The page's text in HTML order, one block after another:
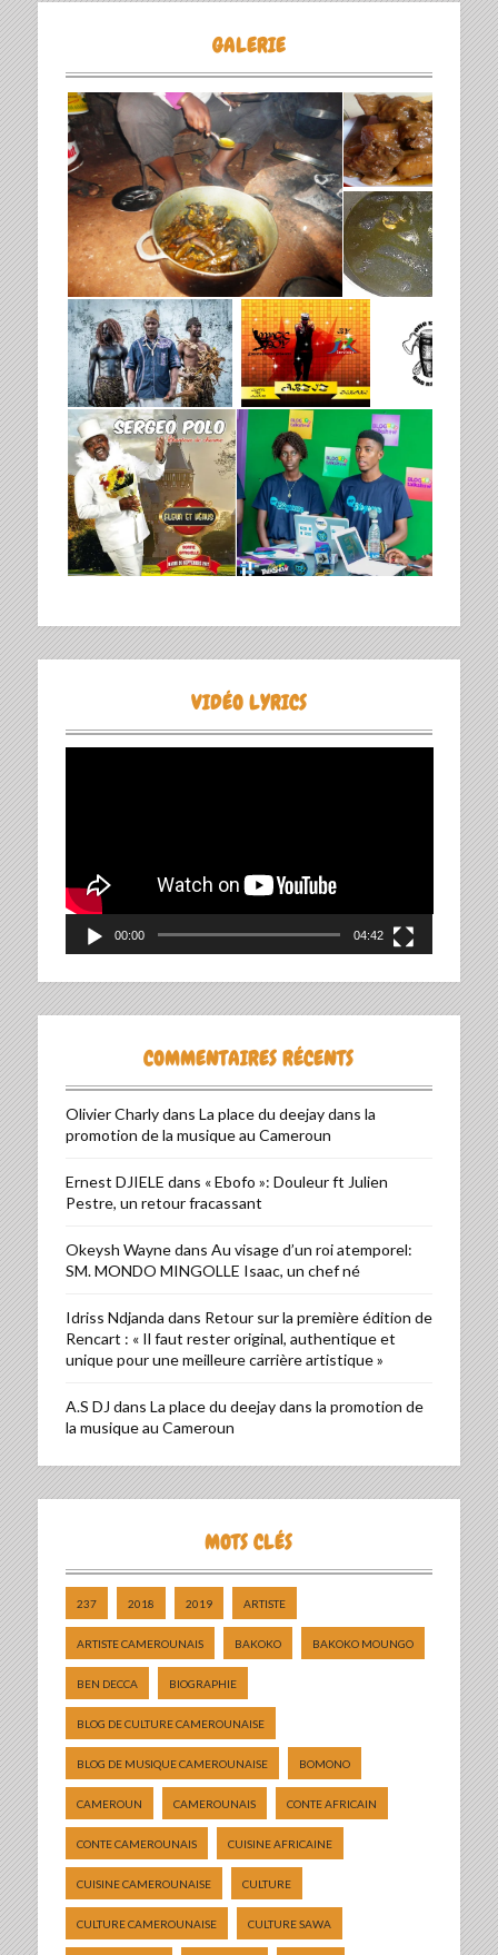
GALERIE
VIDÉO LYRICS
00:00 04:42
COMMENTAIRES RÉCENTS
Olivier Charlydans La place du deejay dans la
promotion de la musique au Cameroun
Ernest DJIELE dans « Ebofo »: Douleur ft Julien
Pestre, un retour fracassant
Okeysh Waynedans Au visage d’un roi atemporel:
SM. MONDO MINGOLLE Isaac, un chef né
Idriss Ndjanda dans Retour sur la première édition de
Rencart : « Il faut rester original, authentique et
unique pour une meilleure carrière artistique »
A.S DJ dans La place du deejay dans la promotion de
la musique au Cameroun
MOTS CLÉS
237 2018 2019 ARTISTE
ARTISTE CAMEROUNAIS BAKOKO BAKOKO MOUNGO
BEN DECCA BIOGRAPHIE
BLOG DE CULTURE CAMEROUNAISE
BLOG DE MUSIQUE CAMEROUNAISE BOMONO
CAMEROUN CAMEROUNAIS CONTE AFRICAIN
CONTE CAMEROUNAIS CUISINE AFRICAINE
CUISINE CAMEROUNAISE CULTURE
CULTURE CAMEROUNAISE CULTURE SAWA